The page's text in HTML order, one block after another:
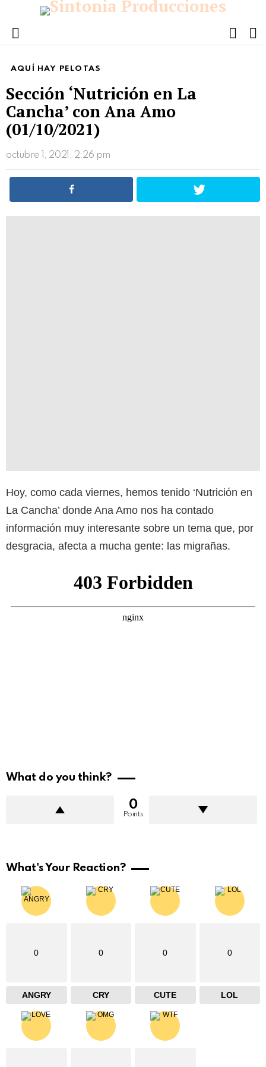
Menu
AQUÍ HAY PELOTAS
Sección ‘Nutrición en La
Cancha’ con Ana Amo
(01/10/2021)
octubre 1, 2021, 2:26 pm
Hoy, como cada viernes, hemos tenido ‘Nutrición en
La Cancha’ donde Ana Amo nos ha contado
información muy interesante sobre un tema que, por
desgracia, afecta a mucha gente: las migrañas.
What do you think?
0
Points
What's Your Reaction?
0
ANGRY
0
CRY
0
CUTE
0
LOL